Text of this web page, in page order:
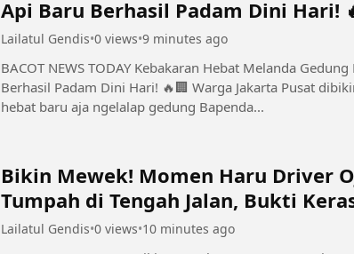
Api Baru Berhasil Padam Dini Hari!
Lailatul Gendis•0 views•9 minutes ago
BACOT NEWS TODAY Kebakaran Hebat Melanda Gedung Bapenda DKI di Gambir, Api Baru
Berhasil Padam Dini Hari! 🔥🏢 Warga Jakarta Pusat dibikin geger nih, bre! Musibah kebakaran
hebat baru aja ngelalap gedung Bapenda...
Bikin Mewek! Momen Haru Driver
Tumpah di Tengah Jalan, Bukti
Nafkah 🥺🍚
Lailatul Gendis•0 views•10 minutes ago